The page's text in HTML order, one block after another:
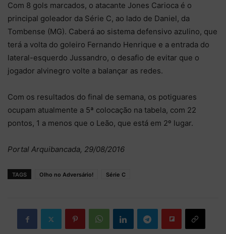
Com 8 gols marcados, o atacante Jones Carioca é o
principal goleador da Série C, ao lado de Daniel, da
Tombense (MG). Caberá ao sistema defensivo azulino, que
terá a volta do goleiro Fernando Henrique e a entrada do
lateral-esquerdo Jussandro, o desafio de evitar que o
jogador alvinegro volte a balançar as redes.
Com os resultados do final de semana, os potiguares
ocupam atualmente a 5ª colocação na tabela, com 22
pontos, 1 a menos que o Leão, que está em 2º lugar.
Portal Arquibancada, 29/08/2016
TAGS Olho no Adversário! Série C